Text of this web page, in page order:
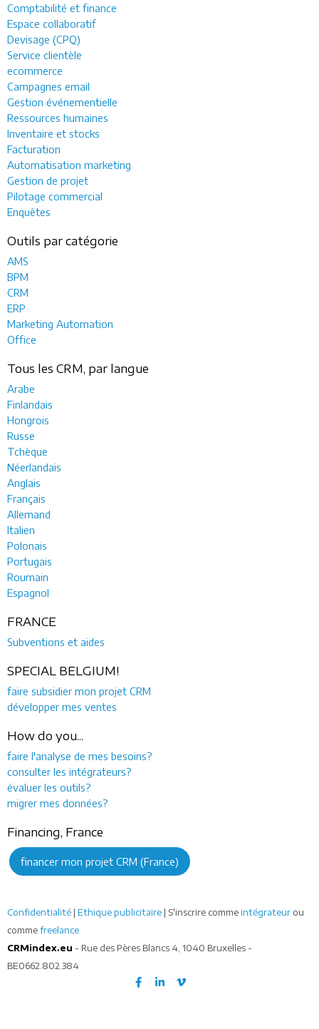
Comptabilité et finance
Espace collaboratif
Devisage (CPQ)
Service clientèle
ecommerce
Campagnes email
Gestion événementielle
Ressources humaines
Inventaire et stocks
Facturation
Automatisation marketing
Gestion de projet
Pilotage commercial
Enquêtes
Outils par catégorie
AMS
BPM
CRM
ERP
Marketing Automation
Office
Tous les CRM, par langue
Arabe
Finlandais
Hongrois
Russe
Tchèque
Néerlandais
Anglais
Français
Allemand
Italien
Polonais
Portugais
Roumain
Espagnol
FRANCE
Subventions et aides
SPECIAL BELGIUM!
faire subsidier mon projet CRM
développer mes ventes
How do you...
faire l'analyse de mes besoins?
consulter les intégrateurs?
évaluer les outils?
migrer mes données?
Financing, France
financer mon projet CRM (France)
Confidentialité | Ethique publicitaire | S'inscrire comme intégrateur ou
comme freelance
CRMindex.eu - Rue des Pères Blancs 4, 1040 Bruxelles -
BE0662.802.384